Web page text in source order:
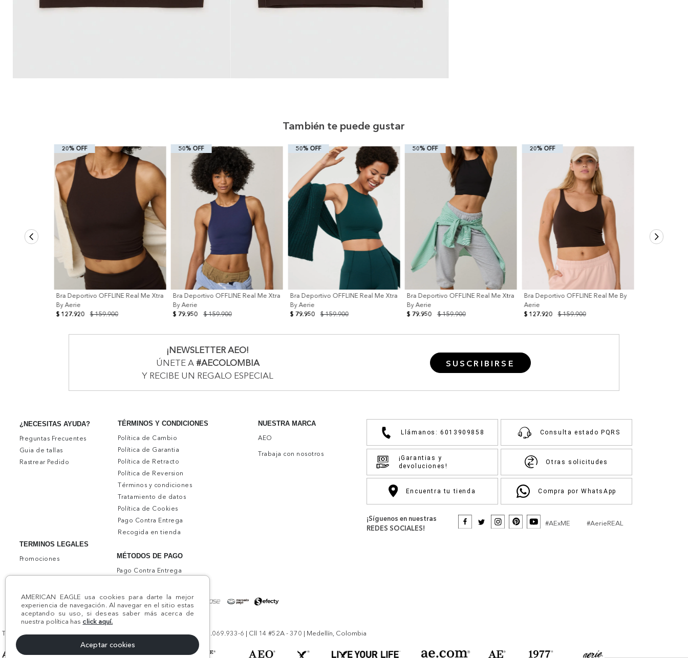
AMERICAN EAGLE usa cookies para darte la mejor
experiencia de navegación. Al navegar en el sitio estas
aceptando su uso, si deseas saber más acerca de
nuestra política has click aquí.
Aceptar cookies
También te puede gustar
20% OFF
Bra Deportivo OFFLINE Real Me Xtra
By Aerie
$ 159.900
$ 127.920
50% OFF
Bra Deportivo OFFLINE Real Me Xtra
By Aerie
$ 159.900
$ 79.950
50% OFF
Bra Deportivo OFFLINE Real Me Xtra
By Aerie
$ 159.900
$ 79.950
50% OFF
Bra Deportivo OFFLINE Real Me Xtra
By Aerie
$ 159.900
$ 79.950
20% OFF
Bra Deportivo OFFLINE Real Me By
Aerie
$ 159.900
$ 127.920
¡NEWSLETTER AEO!
ÚNETE A #AECOLOMBIA
Y RECIBE UN REGALO ESPECIAL
SUSCRIBIRSE
¿NECESITAS AYUDA?
Preguntas Frecuentes
Guia de tallas
Rastrear Pedido
TERMINOS LEGALES
Promociones
TÉRMINOS Y CONDICIONES
Política de Cambio
Política de Garantia
Política de Retracto
Política de Reversion
Términos y condiciones
Tratamiento de datos
Política de Cookies
Pago Contra Entrega
Recogida en tienda
NUESTRA MARCA
AEO
Trabaja con nosotros
MÉTODOS DE PAGO
Pago Contra Entrega
Llámanos: 6013909858 Consulta estado PQRS
¡Garantias y
devoluciones!
Otras solicitudes
Encuentra tu tienda Compra por WhatsApp
¡Síguenos en nuestras
REDES SOCIALES!
#AExME #AerieREAL
Todos los derechos reservados AE 2024 | Comodín S.A.S | NIT:800.069.933-6 | Cll 14 #52A - 370 | Medellín, Colombia